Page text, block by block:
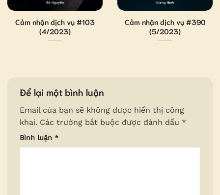
Cảm nhận dịch vụ #103
(4/2023)
Cảm nhận dịch vụ #390
(5/2023)
Để lại một bình luận
Email của bạn sẽ không được hiển thị công
khai. Các trường bắt buộc được đánh dấu *
Bình luận *